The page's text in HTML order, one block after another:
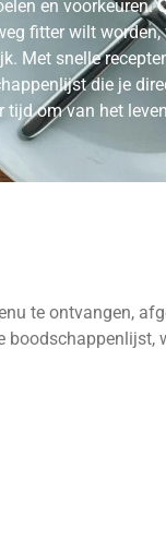
en voorkeuren.
fitter wilt worden,
Met snelle
die je
tijd om van het
te ontvangen,
boodschappenlijst,